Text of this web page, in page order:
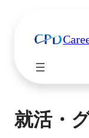
就活・